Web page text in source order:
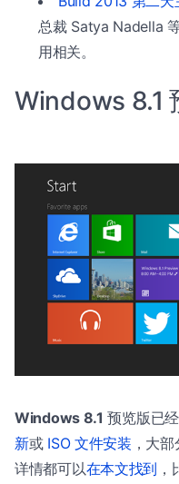
总裁 Satya Nadella
用相关。
Windows 8.1
Windows 8.1 预览版已
新或 ISO 文件安装 ，大
详情都可以在本文找到